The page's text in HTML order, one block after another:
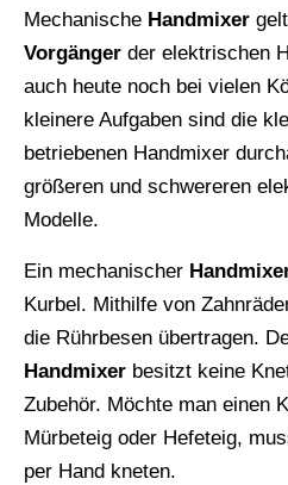
Mechanische Handmixer
Vorgänger der elektrischen
auch heute noch bei vielen
kleinere Aufgaben sind die
betriebenen Handmixer
größeren und schwereren
Modelle.
Ein mechanischer
Kurbel. Mithilfe von
die Rührbesen übertragen.
Handmixer besitzt keine
Zubehör. Möchte man einen
Mürbeteig oder Hefeteig,
per Hand kneten.